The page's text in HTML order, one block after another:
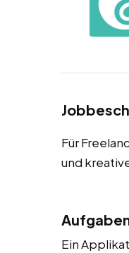
Für
und
Ein